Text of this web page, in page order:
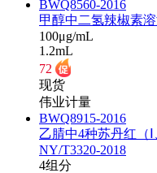
BWQ8560-2016
甲醇中二氢辣椒素
100μg/mL
1.2mL
72
现货
伟业计量
BWQ8915-2016
乙腈中4种苏丹红（
NY/T3320-2018
4组分